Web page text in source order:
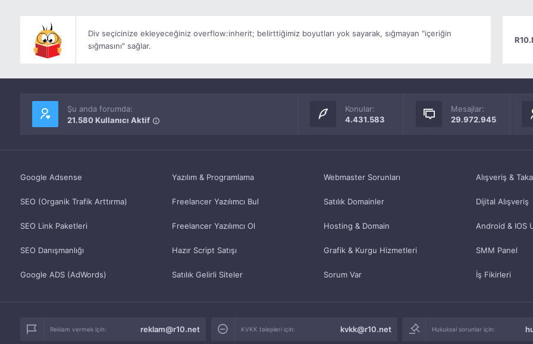
Div seçicinize ekleyeceğinizoverflow:inherit; belirttiğimiz boyutları yok sayarak, sığmayan "içeriğin
sığmasını" sağlar.
Şu anda forumda:
21.580 Kullanıcı Aktif
Konular:
4.431.583
Mesajlar:
29.972.945
Google Adsense
SEO (Organik Trafik Arttırma)
SEO Link Paketleri
SEO Danışmanlığı
Google ADS (AdWords)
Yazılım & Programlama
Freelancer Yazılımcı Bul
Freelancer Yazılımcı Ol
Hazır Script Satışı
Satılık Gelirli Siteler
Webmaster Sorunları
Satılık Domainler
Hosting & Domain
Grafik & Kurgu Hizmetleri
Sorum Var
Alışveriş &
Dijital Alışveriş
Android & IOS
SMM Panel
İş Fikirleri
Reklam vermek için: reklam@r10.net KVKK talepleri için: kvkk@r10.net Hukuksal sorunlar için: